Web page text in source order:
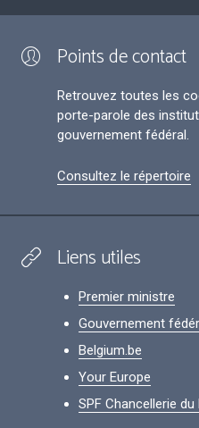
Points de contact
Retrouvez toutes les
porte-parole des
gouvernement fédéral.
Consultez le répertoire
Liens utiles
Premier ministre
Gouvernement
Belgium.be
Your Europe
SPF Chancellerie